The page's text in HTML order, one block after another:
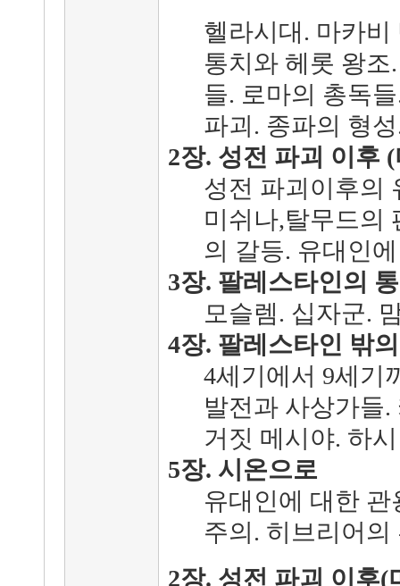
헬라시대. 마카비
통치와 헤롯 왕
들. 로마의 총독
파괴. 종파의 형
2장. 성전 파괴 이후
성전 파괴이후의
미쉬나,탈무드의
의 갈등. 유대인
3장. 팔레스타인의
모슬렘. 십자군.
4장. 팔레스타인 밖
4세기에서 9세기
발전과 사상가들
거짓 메시야. 하
5장. 시온으로
유대인에 대한
주의. 히브리어의
2장. 성전 파괴 이후(